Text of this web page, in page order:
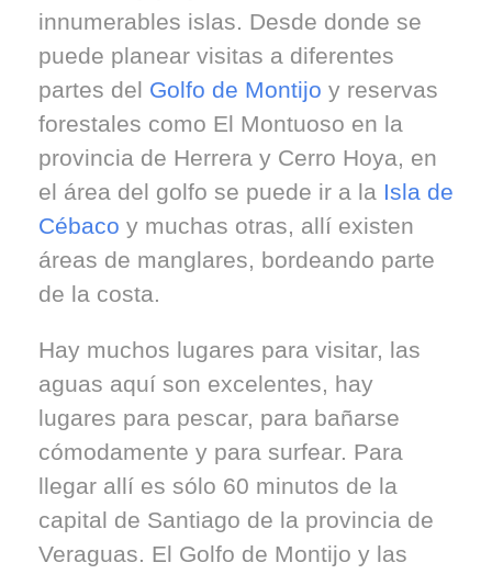
innumerables islas. Desde donde se
puede planear visitas a diferentes
partes del Golfo de Montijo y reservas
forestales como El Montuoso en la
provincia de Herrera y Cerro Hoya, en
el área del golfo se puede ir a la Isla de
Cébaco y muchas otras, allí existen
áreas de manglares, bordeando parte
de la costa.
Hay muchos lugares para visitar, las
aguas aquí son excelentes, hay
lugares para pescar, para bañarse
cómodamente y para surfear. Para
llegar allí es sólo 60 minutos de la
capital de Santiago de la provincia de
Veraguas. El Golfo de Montijo y las